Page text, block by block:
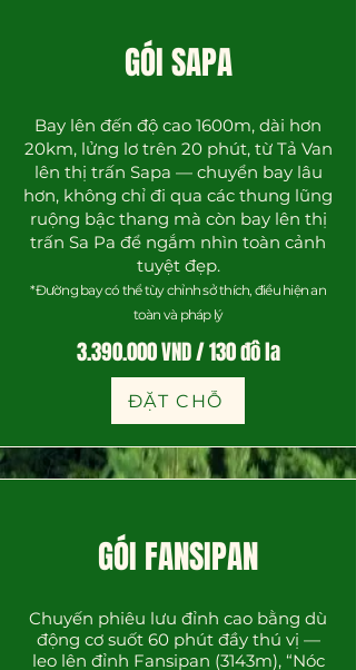
GÓI SAPA
Bay lên đến độ cao 1600m, dài hơn
20km, lửng lơ trên 20 phút, từ Tả Van
lên thị trấn Sapa — chuyển bay lâu
hơn, không chỉ đi qua các thung lũng
ruộng bậc thang mà còn bay lên thị
trấn Sa Pa để ngắm nhìn toàn cảnh
tuyệt đẹp.
*Đường bay có thể tùy chỉnh sở thích, điều hiện an
toàn và pháp lý
3.390.000VND / 130 đô la
ĐẶT CHỖ
GÓI FANSIPAN
Chuyến phiêu lưu đỉnh cao bằng dù
động cơ suốt 60 phút đầy thú vị —
leo lên đỉnh Fansipan (3143m), “Nóc